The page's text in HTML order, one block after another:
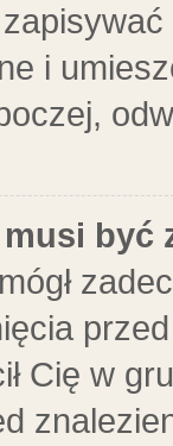
i
być
Cię w